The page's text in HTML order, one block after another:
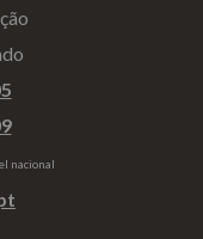
nacional